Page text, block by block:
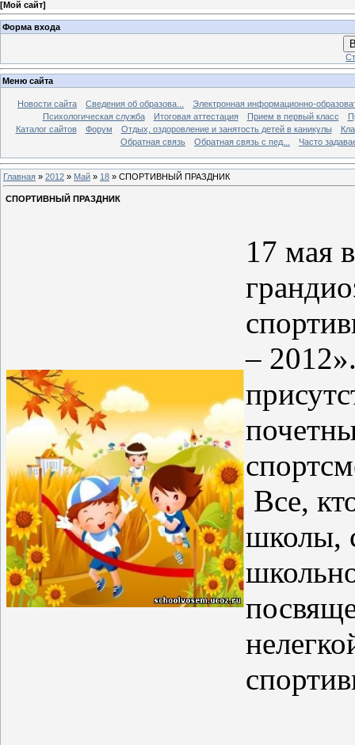
[Мой сайт]
Форма входа
Меню сайта
Новости сайта Сведения об образова...
Электронная информационно-
Психологическая служба
Итоговая аттестация Прием в первый класс
Каталог сайтов
Форум Отдых, оздоровление и занятость детей в каникулы
Обратная связь
Обратная связь с пед... Часто
Главная » 2012 » Май » 18 » СПОРТИВНЫЙ ПРАЗДНИК
СПОРТИВНЫЙ ПРАЗДНИК
17 мая
–
Все,
школы,